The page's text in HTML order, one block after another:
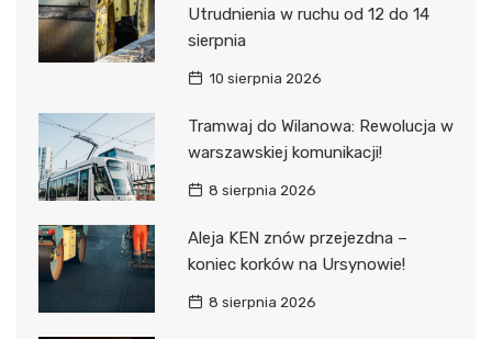
Utrudnienia w ruchu od 12 do 14
sierpnia
10 sierpnia 2026
Tramwaj do Wilanowa: Rewolucja w
warszawskiej komunikacji!
8 sierpnia 2026
Aleja KEN znów przejezdna –
koniec korków na Ursynowie!
8 sierpnia 2026